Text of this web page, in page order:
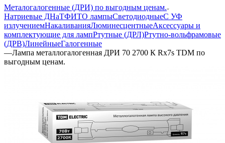
Металогалогенные (ДРИ) по выгодным ценам.
Натриевые ДНаТФИТО лампыСветодиодныеС УФ
излучениемНакаливанияЛюминесцентныеАксессуары и
комплектующие для лампРтутные (ДРЛ)Ртутно-вольфрамовые
(ДРВ)ЛинейныеГалогенные
—Лампа металлогалогенная ДРИ 70 2700 К Rх7s TDM по
выгодным ценам.